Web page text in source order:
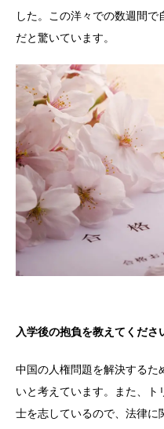
した。この洋々での数週間
だと驚いています。
入学後の抱負を教えてくださ
中国の人権問題を解決するた
いと考えています。また、
士を志しているので、法律に